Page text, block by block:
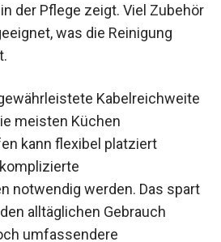
der Pflege zeigt. Viel Zubehör
was die Reinigung
Kabelreichweite
meisten Küchen
kann flexibel platziert
notwendig werden. Das spart
alltäglichen Gebrauch
umfassendere